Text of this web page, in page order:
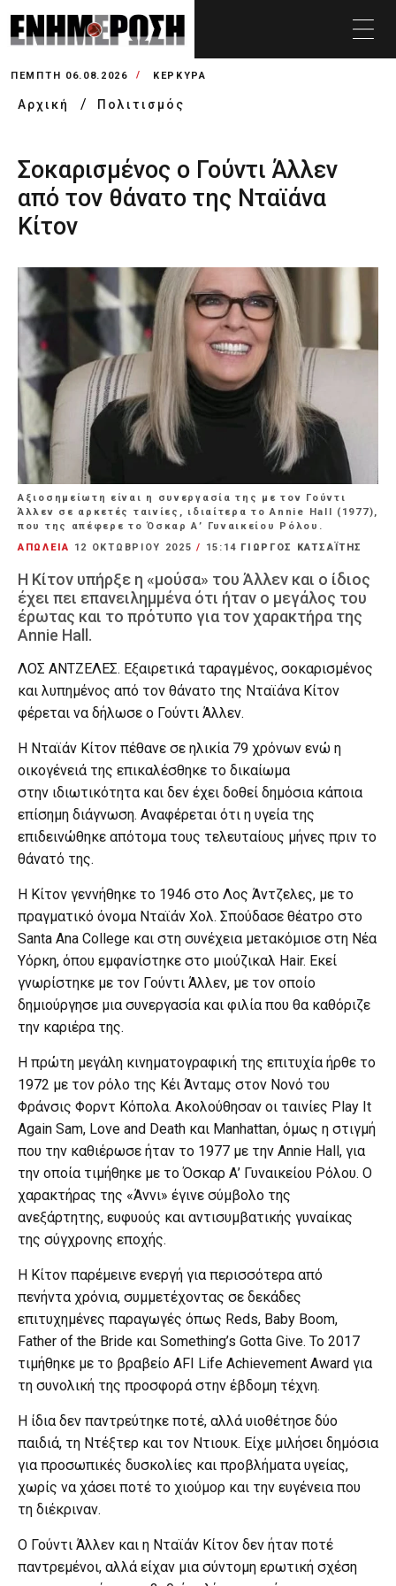
ΠΈΜΠΤΗ 06.08.2026 ΚΕΡΚΥΡΑ
Αρχική Πολιτισμός
Σοκαρισμένος ο Γούντι Άλλεν
από τον θάνατο της Νταϊάνα
Κίτον
Αξιοσημείωτη είναι η συνεργασία της με τον Γούντι
Άλλεν σε αρκετές ταινίες, ιδιαίτερα το Annie Hall (1977),
που της απέφερε το Όσκαρ Α’ Γυναικείου Ρόλου.
ΑΠΩΛΕΙΑ
12 ΟΚΤΩΒΡΊΟΥ 2025/ 15:14 ΓΙΩΡΓΟΣ ΚΑΤΣΑΪΤΗΣ
Η Κίτον υπήρξε η «μούσα» του Άλλεν και ο ίδιος
έχει πει επανειλημμένα ότι ήταν ο μεγάλος του
έρωτας και το πρότυπο για τον χαρακτήρα της
Annie Hall.
ΛΟΣ ΑΝΤΖΕΛΕΣ. Εξαιρετικά ταραγμένος, σοκαρισμένος
και λυπημένος από τον θάνατο της Νταϊάνα Κίτον
φέρεται να δήλωσε ο Γούντι Άλλεν.
Η Νταϊάν Κίτον πέθανε σε ηλικία 79 χρόνων ενώ η
οικογένειά της επικαλέσθηκε το δικαίωμα
στην ιδιωτικότητα και δεν έχει δοθεί δημόσια κάποια
επίσημη διάγνωση. Αναφέρεται ότι η υγεία της
επιδεινώθηκε απότομα τους τελευταίους μήνες πριν το
θάνατό της.
Η Κίτον γεννήθηκε το 1946 στο Λος Άντζελες, με το
πραγματικό όνομα Νταϊάν Χολ. Σπούδασε θέατρο στο
Santa Ana College και στη συνέχεια μετακόμισε στη Νέα
Υόρκη, όπου εμφανίστηκε στο μιούζικαλ Hair. Εκεί
γνωρίστηκε με τον Γούντι Άλλεν, με τον οποίο
δημιούργησε μια συνεργασία και φιλία που θα καθόριζε
την καριέρα της.
Η πρώτη μεγάλη κινηματογραφική της επιτυχία ήρθε το
1972 με τον ρόλο της Κέι Άνταμς στον Νονό του
Φράνσις Φορντ Κόπολα. Ακολούθησαν οι ταινίες Play It
Again Sam, Love and Death και Manhattan, όμως η στιγμή
που την καθιέρωσε ήταν το 1977 με την Annie Hall, για
την οποία τιμήθηκε με το Όσκαρ Α’ Γυναικείου Ρόλου. Ο
χαρακτήρας της «Άννι» έγινε σύμβολο της
ανεξάρτητης, ευφυούς και αντισυμβατικής γυναίκας
της σύγχρονης εποχής.
Η Κίτον παρέμεινε ενεργή για περισσότερα από
πενήντα χρόνια, συμμετέχοντας σε δεκάδες
επιτυχημένες παραγωγές όπως Reds, Baby Boom,
Father of the Bride και Something’s Gotta Give. Το 2017
τιμήθηκε με το βραβείο AFI Life Achievement Award για
τη συνολική της προσφορά στην έβδομη τέχνη.
Η ίδια δεν παντρεύτηκε ποτέ, αλλά υιοθέτησε δύο
παιδιά, τη Ντέξτερ και τον Ντιουκ. Είχε μιλήσει δημόσια
για προσωπικές δυσκολίες και προβλήματα υγείας,
χωρίς να χάσει ποτέ το χιούμορ και την ευγένεια που
τη διέκριναν.
Ο Γούντι Άλλεν και η Νταϊάν Κίτον δεν ήταν ποτέ
παντρεμένοι, αλλά είχαν μια σύντομη ερωτική σχέση